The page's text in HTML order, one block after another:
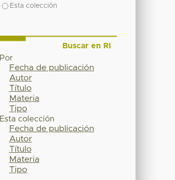
Esta colección
Buscar en RI
Por
Fecha de publicación
Autor
Título
Materia
Tipo
Esta colección
Fecha de publicación
Autor
Título
Materia
Tipo